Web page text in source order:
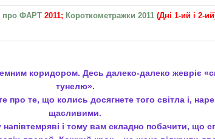
про ФАРТ2011; Короткометражки 2011(Дні 1-ий і 2-
коридором. Десь далеко-далеко жевріє
тунелю».
про те, що колись досягнете того світла і,
щасливими.
і тому вам складно побачити, що